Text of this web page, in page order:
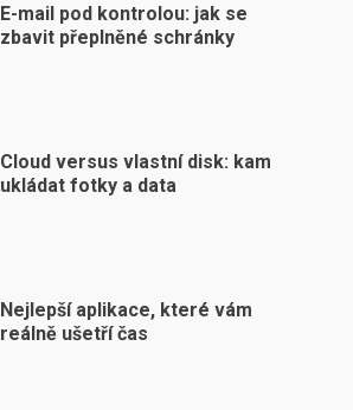
E-mail pod kontrolou: jak se
zbavit přeplněné schránky
Cloud versus vlastní disk: kam
ukládat fotky a data
Nejlepší aplikace, které vám
reálně ušetří čas